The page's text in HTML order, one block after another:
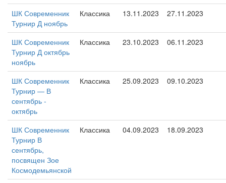
ШК Современник
Турнир Д ноябрь
Классика 13.11.2023 27.11.2023
ШК Современник
Турнир Д октябрь
ноябрь
Классика 23.10.2023 06.11.2023
ШК Современник
Турнир — В
сентябрь -
октябрь
Классика 25.09.2023 09.10.2023
ШК Современник
Турнир В
сентябрь,
посвящен Зое
Космодемьянской
Классика 04.09.2023 18.09.2023